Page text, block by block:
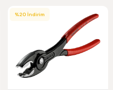
%20 İndirim